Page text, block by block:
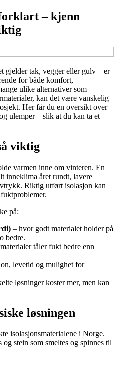
– kjenn
gjelder tak, vegger eller gulv – er
for både komfort,
ulike alternativer som
kan det være vanskelig
Her får du en oversikt over
ulemper – slik at du kan ta et
viktig
varmen inne om vinteren. En
inneklima året rundt, lavere
Riktig utført isolasjon kan
på:
– hvor godt materialet holder på
bedre.
tåler fukt bedre enn
levetid og mulighet for
løsninger koster mer, men kan
løsningen
isolasjonsmaterialene i Norge.
og stein som smeltes og spinnes til